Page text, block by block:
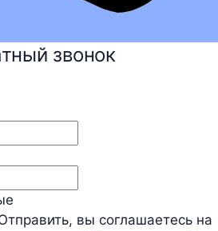
звонок
вы соглашаетесь на